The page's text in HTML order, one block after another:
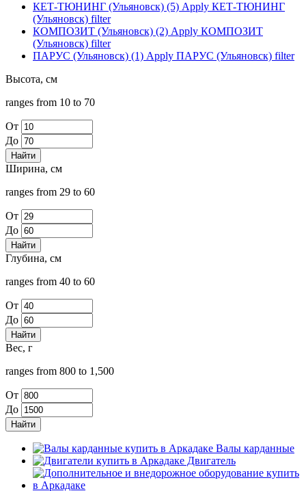
КЕТ-ТЮНИНГ (Ульяновск) (5) Apply КЕТ-ТЮНИНГ
(Ульяновск) filter
КОМПОЗИТ (Ульяновск) (2) Apply КОМПОЗИТ
(Ульяновск) filter
ПАРУС (Ульяновск) (1) Apply ПАРУС (Ульяновск) filter
Высота, см
ranges from 10 to 70
От
До
Ширина, см
ranges from 29 to 60
От
До
Глубина, см
ranges from 40 to 60
От
До
Вес, г
ranges from 800 to 1,500
От
До
Валы карданные
Двигатель